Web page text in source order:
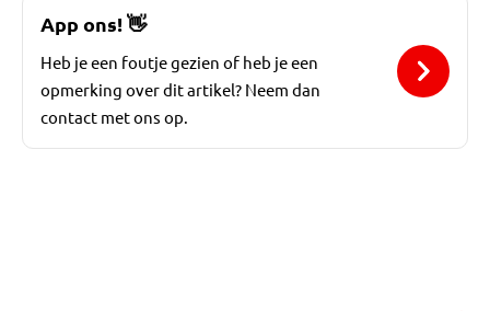
App ons!👋
Heb je een foutje gezien of heb je een
opmerking over dit artikel? Neem dan
contact met ons op.